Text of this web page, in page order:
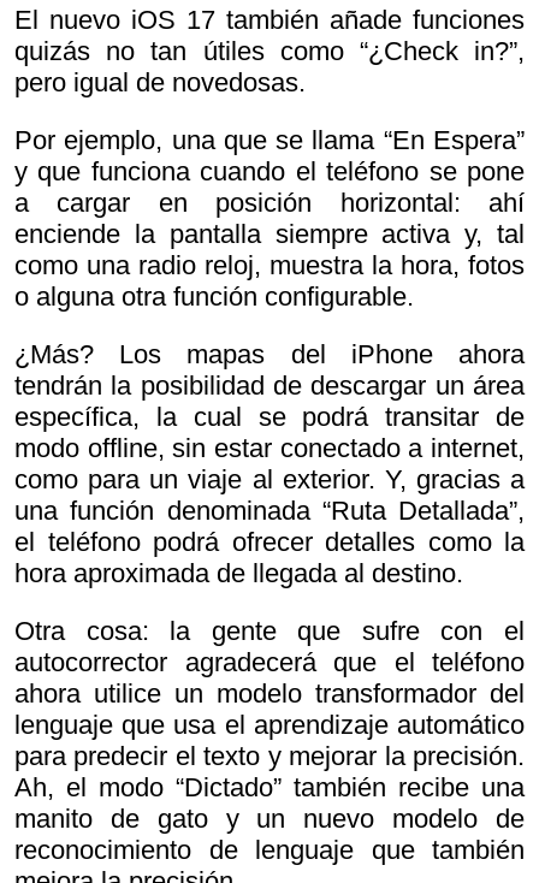
El nuevo iOS 17 también añade funciones
quizás no tan útiles como “¿Check in?”,
pero igual de novedosas.
Por ejemplo, una que se llama “En Espera”
y que funciona cuando el teléfono se pone
a cargar en posición horizontal: ahí
enciende la pantalla siempre activa y, tal
como una radio reloj, muestra la hora, fotos
o alguna otra función configurable.
¿Más? Los mapas del iPhone ahora
tendrán la posibilidad de descargar un área
específica, la cual se podrá transitar de
modo offline, sin estar conectado a internet,
como para un viaje al exterior. Y, gracias a
una función denominada “Ruta Detallada”,
el teléfono podrá ofrecer detalles como la
hora aproximada de llegada al destino.
Otra cosa: la gente que sufre con el
autocorrector agradecerá que el teléfono
ahora utilice un modelo transformador del
lenguaje que usa el aprendizaje automático
para predecir el texto y mejorar la precisión.
Ah, el modo “Dictado” también recibe una
manito de gato y un nuevo modelo de
reconocimiento de lenguaje que también